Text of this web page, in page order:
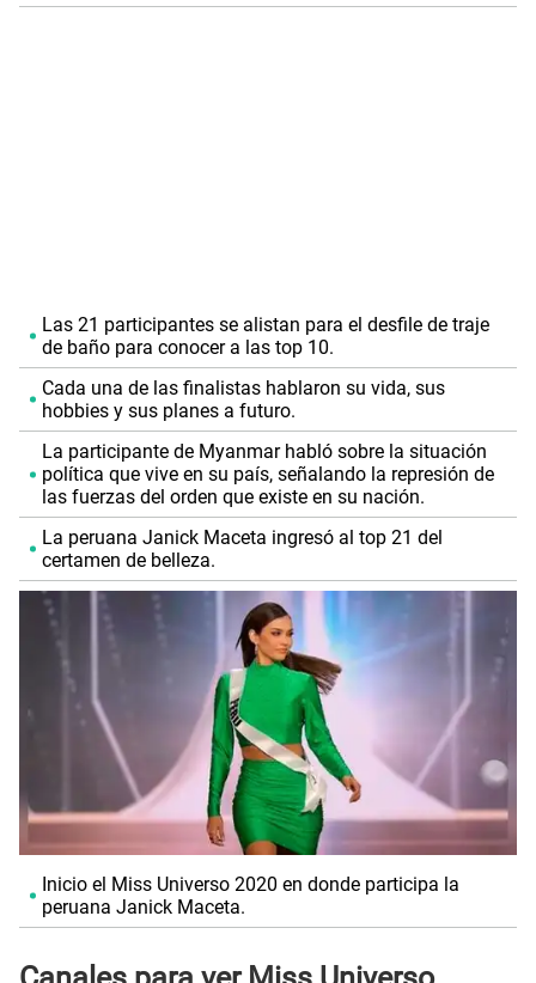
Las 21 participantes se alistan para el desfile de traje
de baño para conocer a las top 10.
Cada una de las finalistas hablaron su vida, sus
hobbies y sus planes a futuro.
La participante de Myanmar habló sobre la situación
política que vive en su país, señalando la represión de
las fuerzas del orden que existe en su nación.
La peruana Janick Maceta ingresó al top 21 del
certamen de belleza.
Inicio el Miss Universo 2020 en donde participa la
peruana Janick Maceta.